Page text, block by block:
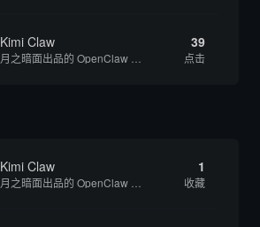
Kimi Claw 39
点击
Kimi Claw 1
收藏